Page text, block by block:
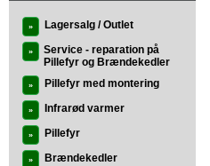
» Lagersalg / Outlet
»
Service - reparation på
Pillefyr og Brændekedler
» Pillefyr med montering
» Infrarød varmer
» Pillefyr
» Brændekedler